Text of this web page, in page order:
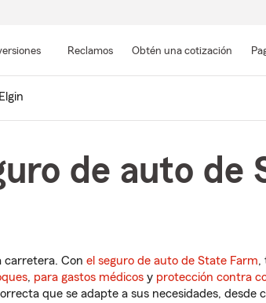
contenido
Reclamos Obtén una cotización
Elgin
de auto de
carretera. Con el seguro de auto de State Farm,
, para gastos médicos y protección contra
que se adapte a sus necesidades, desde